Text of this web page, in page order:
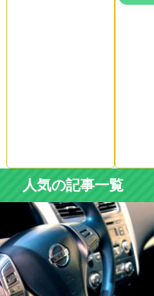
人気の記事一覧